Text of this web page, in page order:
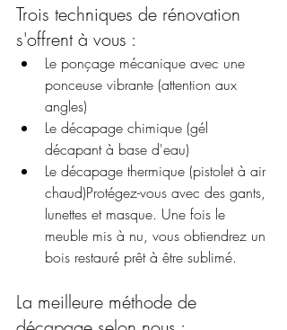
Trois techniques de rénovation
s'offrent à vous :
Le ponçage mécanique avec une
ponceuse vibrante (attention aux
angles)
Le décapage chimique (gél
décapant à base d'eau)
Le décapage thermique (pistolet à air
chaud)Protégez-vous avec des gants,
lunettes et masque. Une fois le
meuble mis à nu, vous obtiendrez un
bois restauré prêt à être sublimé.
La meilleure méthode de